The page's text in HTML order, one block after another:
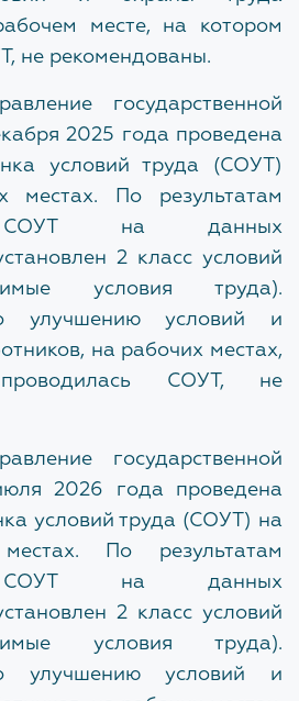
месте, на котором
не рекомендованы.
государственной
2025 года проведена
условий труда (СОУТ)
местах. По результатам
СОУТ на данных
2 класс условий
условия труда).
улучшениюусловий и
на рабочих местах,
проводилась СОУТ, не
государственной
2026 года проведена
условий труда (СОУТ) на
местах. По результатам
СОУТ на данных
2 класс условий
условия труда).
улучшению условий и